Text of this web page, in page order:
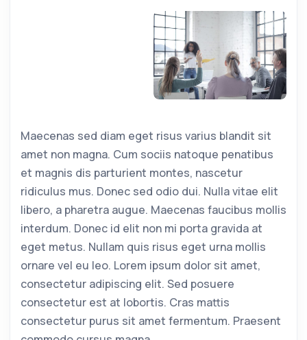
Maecenas sed diam eget risus varius blandit sit
amet non magna. Cum sociis natoque penatibus
et magnis dis parturient montes, nascetur
ridiculus mus. Donec sed odio dui. Nulla vitae elit
libero, a pharetra augue. Maecenas faucibus mollis
interdum. Donec id elit non mi porta gravida at
eget metus. Nullam quis risus eget urna mollis
ornare vel eu leo. Lorem ipsum dolor sit amet,
consectetur adipiscing elit. Sed posuere
consectetur est at lobortis. Cras mattis
consectetur purus sit amet fermentum. Praesent